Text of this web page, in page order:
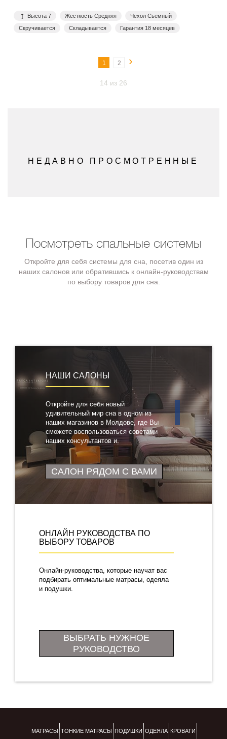
Высота 7 Жесткость Средняя
Чехол Сьемный
Скручивается
Складывается Гарантия 18 месяцев
1 2 ›
14 из 26
НЕДАВНО ПРОСМОТРЕННЫЕ
Посмотреть спальные системы
Откройте для себя системы для сна, посетив один из
наших салонов или обратившись к онлайн-руководствам
по выбору товаров для сна.
НАШИ САЛОНЫ
Откройте для себя новый
удивительный мир сна в одном из
наших магазинов в Молдове, где Вы
сможете воспользоваться советами
наших консультантов и
протестировать понравившиеся
товары
САЛОН РЯДОМ С ВАМИ
ОНЛАЙН РУКОВОДСТВА ПО
ВЫБОРУ ТОВАРОВ
Онлайн-руководства, которые научат вас
подбирать оптимальные матрасы, одеяла
и подушки.
ВЫБРАТЬ НУЖНОЕ
РУКОВОДСТВО
МАТРАСЫ ТОНКИЕ МАТРАСЫ ПОДУШКИ ОДЕЯЛА КРОВАТИ